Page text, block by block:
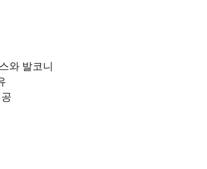
와 발코니